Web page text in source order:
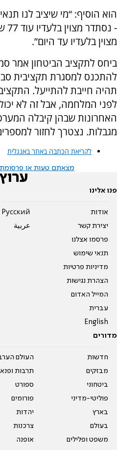
הוא הוסיף: “מי שיציב לנו
-
מצוין בלעדיו עד היום”.
ביחס לתקציב הביטחון אמר
להתכנס למסגרת תקציבית
תהיה חייבת להתייעל.
לפני המלחמה, אבל זה לא
האחרונות שבהן קיבלה
מגבלות. נצטרך לחזור
לקריאת הכתבה באתר באנגלית
מצאתם טעות או פרסומת
פנו אלינו
אודות
יצירת קשר
פרסמו אצלנו
תנאי שימוש
מדיניות פרטיות
הצהרת נגישות
המייל האדום
עברית
English
Pусский
عربية
מדורים
חדשות
מבזקים
ביטחוני
פוליטי-מדיני
בארץ
בעולם
משפט ופלילים
העולם
תרבות
ספורט
פורומים
יהדות
צרכנות
אופנה